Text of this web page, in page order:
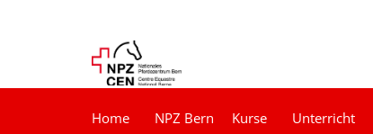
Home NPZ Bern Kurse Unterricht